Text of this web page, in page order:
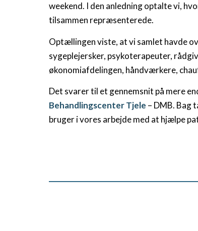
weekend. I den anledning optalte vi,
tilsammen repræsenterede.
Optællingen viste, at vi samlet havde
sygeplejersker, psykoterapeuter,
økonomiafdelingen, håndværkere,
Det svarer til et gennemsnit på mere
Behandlingscenter Tjele – DMB. Bag
bruger i vores arbejde med at hjælpe